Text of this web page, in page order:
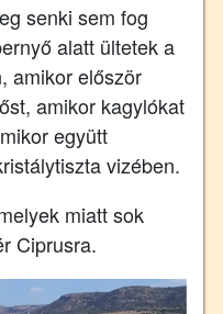
senki sem fog
alatt ültetek a
amikor először
amikor kagylókat
együtt
vizében.
miatt sok
Ciprusra.